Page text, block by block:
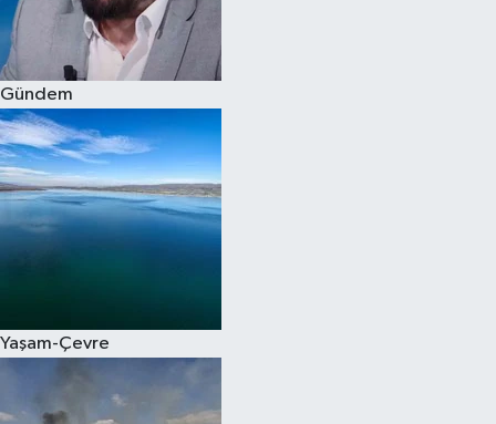
Gündem
Yaşam-Çevre
Spor
Burç Yorumları
Çocuk
Eğitim
Kim kimdir?